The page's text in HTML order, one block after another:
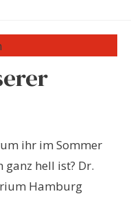
ihr im Sommer
ganz hell ist? Dr.
Hamburg